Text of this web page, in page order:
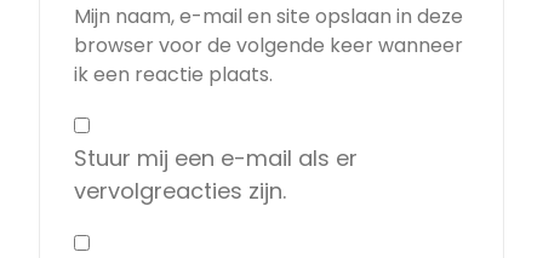
Mijn naam, e-mail en site opslaan in deze
browser voor de volgende keer wanneer
ik een reactie plaats.
Stuur mij een e-mail als er
vervolgreacties zijn.